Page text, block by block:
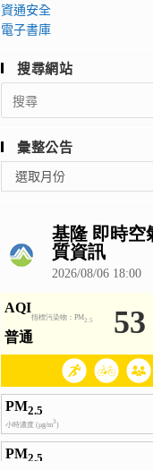
資通安全
電子書庫
搜尋網站
Search
for:
彙整公告
整
選取月份